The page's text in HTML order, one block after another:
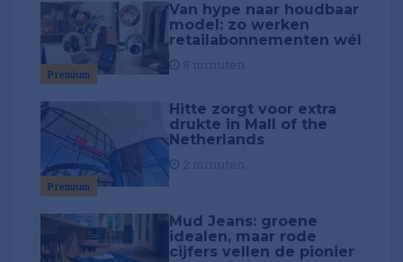
Premium
Van hype naar houdbaar
model: zo werken
retailabonnementen wél
Premium
Hitte zorgt voor extra
drukte in Mall of the
Netherlands
Mud Jeans: groene
idealen, maar rode
cijfers vellen de pionier